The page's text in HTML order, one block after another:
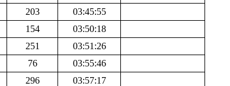
203
03:45:55
154
03:50:18
251
03:51:26
76
03:55:46
296
03:57:17